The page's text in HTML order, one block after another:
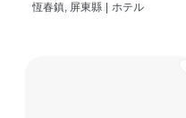
恆春鎮, 屏東縣 ホテル